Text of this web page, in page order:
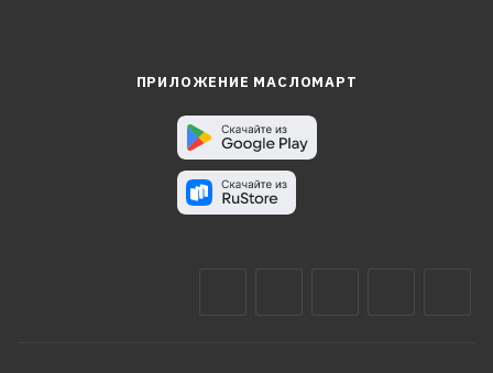
ПРИЛОЖЕНИЕ МАСЛОМАРТ